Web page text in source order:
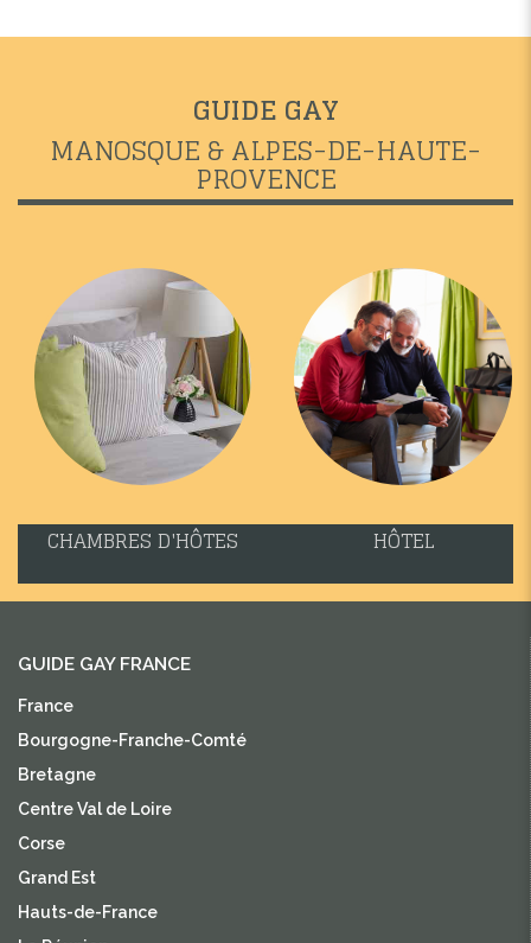
GUIDE GAY
MANOSQUE & ALPES-DE-HAUTE-
PROVENCE
CHAMBRES D'HÔTES HÔTEL
GUIDE GAY FRANCE
France
Bourgogne-Franche-Comté
Bretagne
Centre Val de Loire
Corse
Grand Est
Hauts-de-France